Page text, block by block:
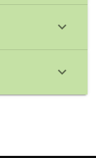
keyboard_arrow_down
keyboard_arrow_down